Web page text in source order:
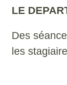
LE
Des
les